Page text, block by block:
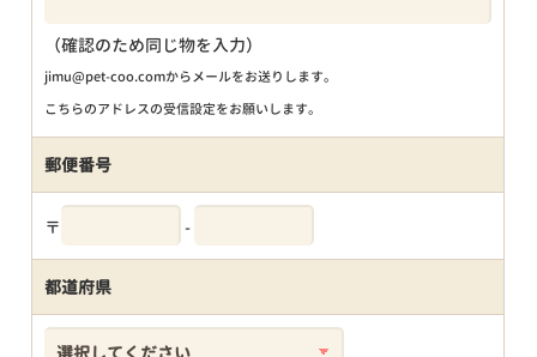
（確認のため同じ物を入力）
jimu@pet-coo.comからメールをお送りします。
こちらのアドレスの受信設定をお願いします。
郵便番号
〒 -
都道府県